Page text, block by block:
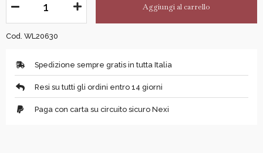
Aggiungi al carrello
Cod. WL20630
Spedizione sempre gratis in tutta Italia
Resi su tutti gli ordini entro 14 giorni
Paga con carta su circuito sicuro Nexi